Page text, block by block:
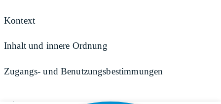
Kontext
Inhalt und innere Ordnung
Zugangs- und Benutzungsbestimmungen